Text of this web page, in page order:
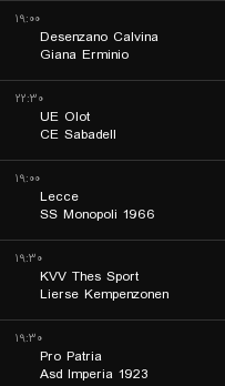
۱۹:۰۰
Desenzano Calvina
Giana Erminio
۲۲:۳۰
UE Olot
CE Sabadell
۱۹:۰۰
Lecce
SS Monopoli 1966
۱۹:۳۰
KVV Thes Sport
Lierse Kempenzonen
۱۹:۳۰
Pro Patria
Asd Imperia 1923